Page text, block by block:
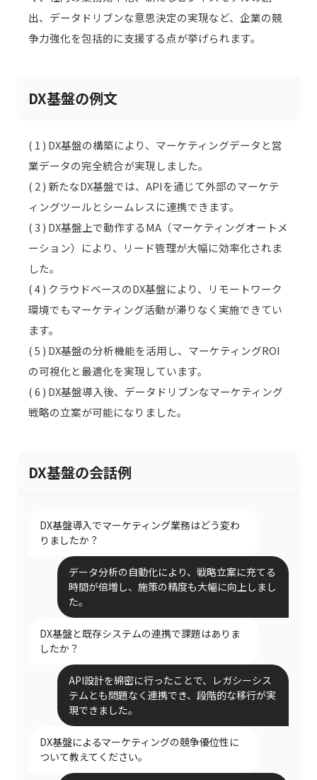
出、データドリブンな意思決定の実現など、企業の競
争力強化を包括的に支援する点が挙げられます。
DX基盤の例文
( 1 ) DX基盤の構築により、マーケティングデータと営
業データの完全統合が実現しました。
( 2 ) 新たなDX基盤では、APIを通じて外部のマーケテ
ィングツールとシームレスに連携できます。
( 3 ) DX基盤上で動作するMA（マーケティングオートメ
ーション）により、リード管理が大幅に効率化されま
した。
( 4 ) クラウドベースのDX基盤により、リモートワーク
環境でもマーケティング活動が滞りなく実施できてい
ます。
( 5 ) DX基盤の分析機能を活用し、マーケティングROI
の可視化と最適化を実現しています。
( 6 ) DX基盤導入後、データドリブンなマーケティング
戦略の立案が可能になりました。
DX基盤の会話例
DX基盤導入でマーケティング業務はどう変わ
りましたか？
データ分析の自動化により、戦略立案に充てる
時間が倍増し、施策の精度も大幅に向上しまし
た。
DX基盤と既存システムの連携で課題はありま
したか？
API設計を綿密に行ったことで、レガシーシス
テムとも問題なく連携でき、段階的な移行が実
現できました。
DX基盤によるマーケティングの競争優位性に
ついて教えてください。